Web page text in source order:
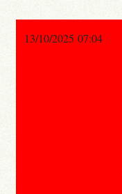
13/10/2025 07:04